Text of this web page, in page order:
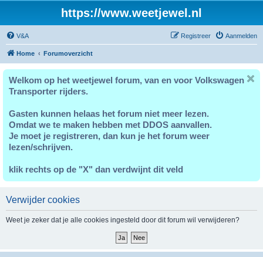
https://www.weetjewel.nl
V&A Aanmelden
Registreer
Home Forumoverzicht
Welkom op het weetjewel forum, van en voor Volkswagen
Transporter rijders.
Gasten kunnen helaas het forum niet meer lezen.
Omdat we te maken hebben met DDOS aanvallen.
Je moet je registreren, dan kun je het forum weer
lezen/schrijven.
klik rechts op de "X" dan verdwijnt dit veld
Verwijder cookies
Weet je zeker dat je alle cookies ingesteld door dit forum wil verwijderen?